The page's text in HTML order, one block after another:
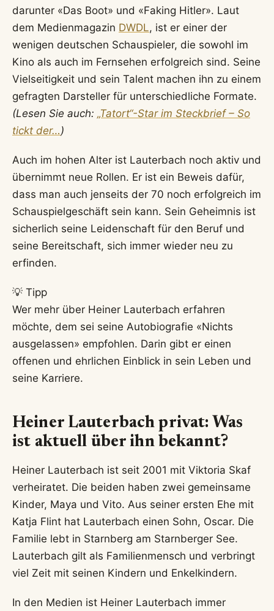
darunter «Das Boot» und «Faking Hitler». Laut
dem Medienmagazin DWDL, ist er einer der
wenigen deutschen Schauspieler, die sowohl im
Kino als auch im Fernsehen erfolgreich sind. Seine
Vielseitigkeit und sein Talent machen ihn zu einem
gefragten Darsteller für unterschiedliche Formate.
(Lesen Sie auch: „Tatort“-Star im Steckbrief – So
tickt der…)
Auch im hohen Alter ist Lauterbach noch aktiv und
übernimmt neue Rollen. Er ist ein Beweis dafür,
dass man auch jenseits der 70 noch erfolgreich im
Schauspielgeschäft sein kann. Sein Geheimnis ist
sicherlich seine Leidenschaft für den Beruf und
seine Bereitschaft, sich immer wieder neu zu
erfinden.
💡 Tipp
Wer mehr über Heiner Lauterbach erfahren
möchte, dem sei seine Autobiografie «Nichts
ausgelassen» empfohlen. Darin gibt er einen
offenen und ehrlichen Einblick in sein Leben und
seine Karriere.
Heiner Lauterbach privat: Was
ist aktuell über ihn bekannt?
Heiner Lauterbach ist seit 2001 mit Viktoria Skaf
verheiratet. Die beiden haben zwei gemeinsame
Kinder, Maya und Vito. Aus seiner ersten Ehe mit
Katja Flint hat Lauterbach einen Sohn, Oscar. Die
Familie lebt in Starnberg am Starnberger See.
Lauterbach gilt als Familienmensch und verbringt
viel Zeit mit seinen Kindern und Enkelkindern.
In den Medien ist Heiner Lauterbach immer